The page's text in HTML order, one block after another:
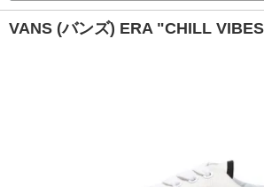
VANS (バンズ) ERA "CHILL